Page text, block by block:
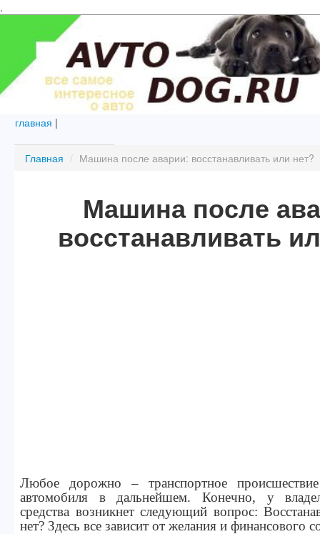
.
главная |
Главная / Машина после аварии: восстанавливать или нет?
Машина после
восстанавливать
Любое дорожно – транспортное
автомобиля в дальнейшем. Конечно, у
средства возникнет следующий вопрос:
нет? Здесь все зависит от желания и финансового